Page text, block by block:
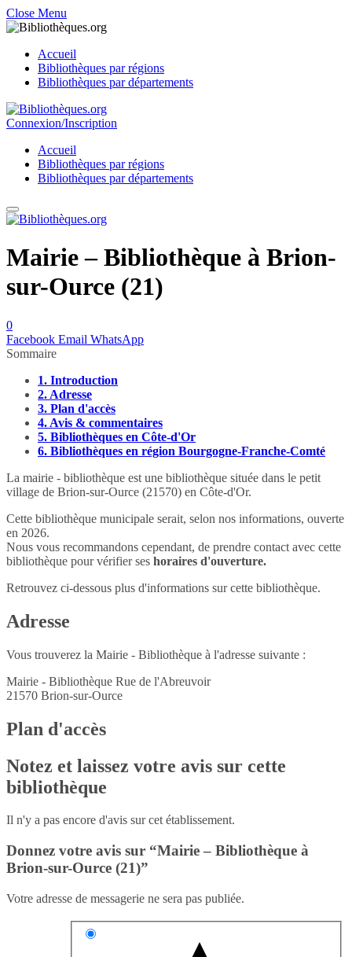
Close Menu
Accueil
Bibliothèques par régions
Bibliothèques par départements
Connexion/Inscription
Accueil
Bibliothèques par régions
Bibliothèques par départements
Mairie – Bibliothèque à Brion-
sur-Ource (21)
0
Facebook Email WhatsApp
Sommaire
1. Introduction
2. Adresse
3. Plan d'accès
4. Avis & commentaires
5. Bibliothèques en Côte-d'Or
6. Bibliothèques en région Bourgogne-Franche-Comté
La mairie - bibliothèque est une bibliothèque située dans le petit
village de Brion-sur-Ource (21570) en Côte-d'Or.
Cette bibliothèque municipale serait, selon nos informations, ouverte
en 2026.
Nous vous recommandons cependant, de prendre contact avec cette
bibliothèque pour vérifier ses horaires d'ouverture.
Retrouvez ci-dessous plus d'informations sur cette bibliothèque.
Adresse
Vous trouverez la Mairie - Bibliothèque à l'adresse suivante :
Mairie - Bibliothèque Rue de l'Abreuvoir
21570 Brion-sur-Ource
Plan d'accès
Notez et laissez votre avis sur cette
bibliothèque
Il n'y a pas encore d'avis sur cet établissement.
Donnez votre avis sur “Mairie – Bibliothèque à
Brion-sur-Ource (21)”
Votre adresse de messagerie ne sera pas publiée.